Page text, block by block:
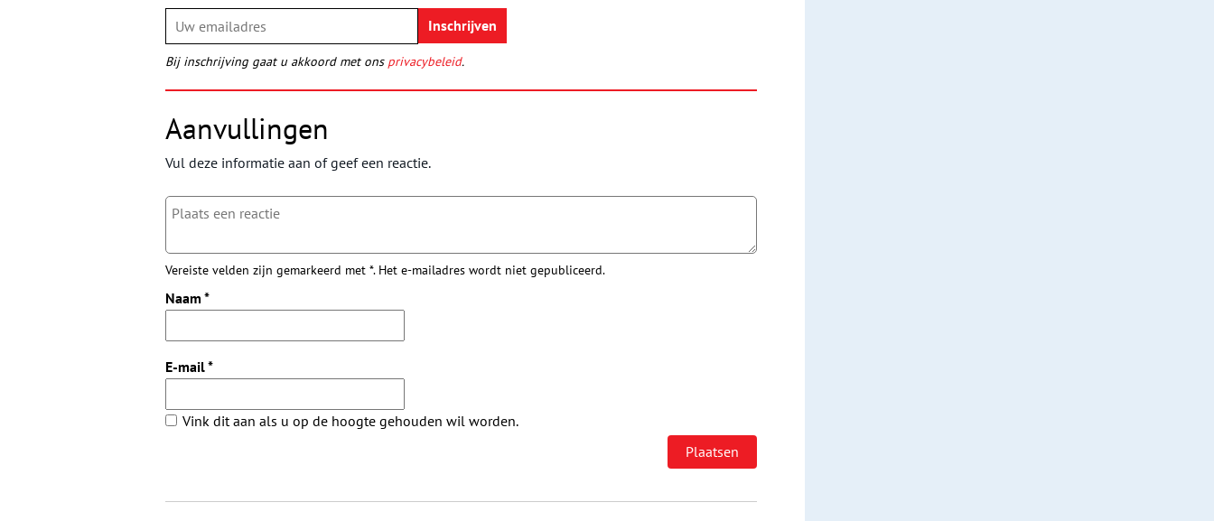
Bij inschrijving gaat u akkoord met ons privacybeleid.
Aanvullingen
Vul deze informatie aan of geef een reactie.
Vereiste velden zijn gemarkeerd met *. Het e-mailadres wordt niet gepubliceerd.
Naam *
E-mail*
Vink dit aan als u op de hoogte gehouden wil worden.